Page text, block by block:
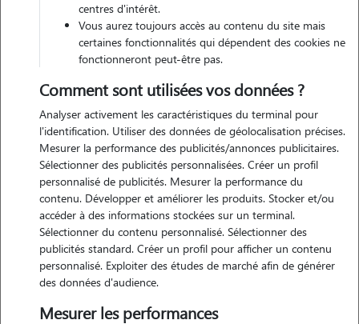
Motivation
bien sûr ! voici une version mixée qui reste naturelle, chaleureuse et
personnelle, tout en étant concise : j'aime être entourée d'animaux.
Être petsitter me permet de leur offrir de l'attention, de l'affection et
un cadre rassurant, tout en rendant service aux propriétaires. je les
garde comme s'ils étaient les miens, avec douceur et bienveillance.
centres d'intérêt.
Vous aurez toujours accès au contenu du site mais
certaines fonctionnalités qui dépendent des cookies ne
fonctionneront peut-être pas.
Comment sont utilisées vos données ?
Analyser activement les caractéristiques du terminal pour
l'identification. Utiliser des données de géolocalisation précises.
Mesurer la performance des publicités/annonces publicitaires.
Sélectionner des publicités personnalisées. Créer un profil
personnalisé de publicités. Mesurer la performance du
contenu. Développer et améliorer les produits. Stocker et/ou
accéder à des informations stockées sur un terminal.
Sélectionner du contenu personnalisé. Sélectionner des
publicités standard. Créer un profil pour afficher un contenu
personnalisé. Exploiter des études de marché afin de générer
des données d'audience.
Mesurer les performances